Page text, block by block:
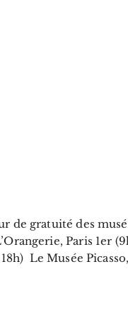
de gratuité des
Paris 1er
Le Musée